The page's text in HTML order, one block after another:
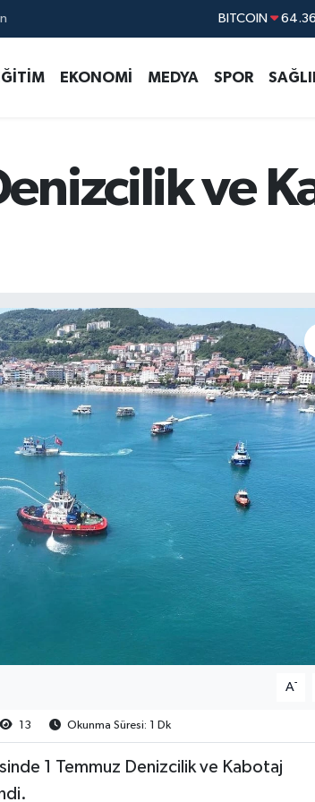
DOLAR
EKONOMİ MEDYA SPOR
ve
A-
13 Okunma Süresi: 1 Dk
1 Temmuz Denizcilik ve Kabotaj